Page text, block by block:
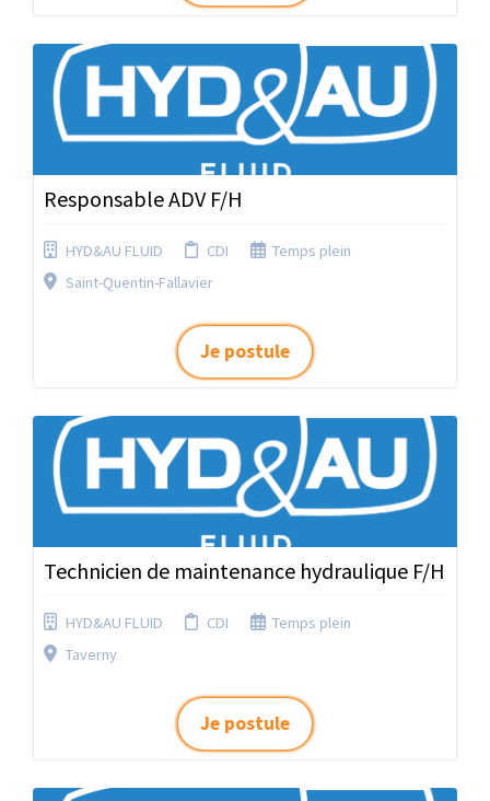
Responsable ADV F/H
HYD&AU FLUID CDI
Temps plein
Saint-Quentin-Fallavier
Je postule
Technicien de maintenance hydraulique F/H
HYD&AU FLUID CDI
Temps plein
Taverny
Je postule